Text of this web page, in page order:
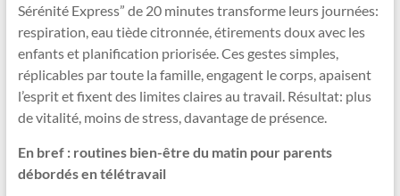
Sérénité Express” de 20 minutes transforme leurs journées:
respiration, eau tiède citronnée, étirements doux avec les
enfants et planification priorisée. Ces gestes simples,
réplicables par toute la famille, engagent le corps, apaisent
l’esprit et fixent des limites claires au travail. Résultat: plus
de vitalité, moins de stress, davantage de présence.
En bref : routines bien-être du matin pour parents
débordés en télétravail